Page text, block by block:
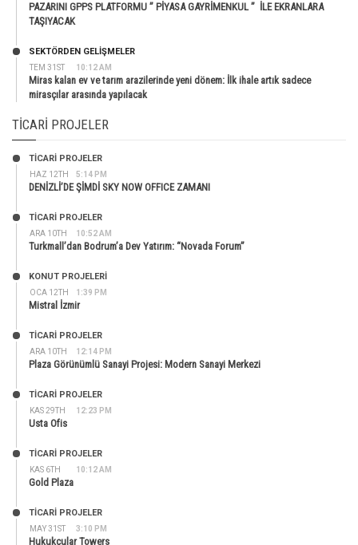
PAZARINI GPPS PLATFORMU ” PİYASA GAYRİMENKUL ” İLE EKRANLARA
TAŞIYACAK
TEM 31ST 10:12 AM
SEKTÖRDEN GELIŞMELER
Miras kalan ev ve tarım arazilerinde yeni dönem: İlk ihale artık sadece
mirasçılar arasında yapılacak
TICARI PROJELER
HAZ 12TH 5:14 PM
TİCARİ PROJELER
DENİZLİ’DE ŞİMDİ SKY NOW OFFICE ZAMANI
ARA 10TH 10:52 AM
TİCARİ PROJELER
Turkmall’dan Bodrum’a Dev Yatırım: “Novada Forum”
OCA 12TH 1:39 PM
KONUT PROJELERI
Mistral İzmir
ARA 10TH 12:14 PM
TİCARİ PROJELER
Plaza Görünümlü Sanayi Projesi: Modern Sanayi Merkezi
KAS 29TH 12:23 PM
TİCARİ PROJELER
Usta Ofis
KAS 6TH 10:12 AM
TİCARİ PROJELER
Gold Plaza
MAY 31ST 3:10 PM
TİCARİ PROJELER
Hukukçular Towers